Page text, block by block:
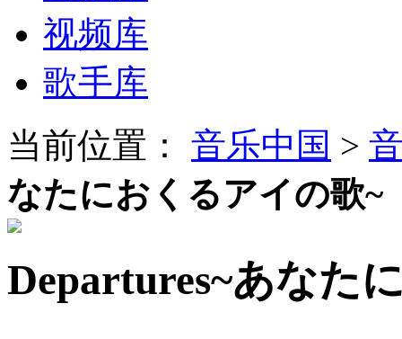
视频库
歌手库
当前位置：
音乐中国 >
なたにおくるアイの歌~
Departures~あなた